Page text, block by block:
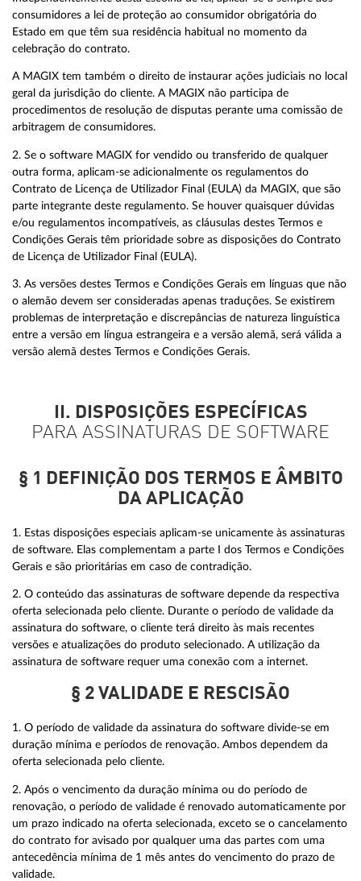
consumidores a lei de proteção ao consumidor obrigatória do
Estado em que têm sua residência habitual no momento da
celebração do contrato.
A MAGIX tem também o direito de instaurar ações judiciais no local
geral da jurisdição do cliente. A MAGIX não participa de
procedimentos de resolução de disputas perante uma comissão de
arbitragem de consumidores.
2. Se o software MAGIX for vendido ou transferido de qualquer
outra forma, aplicam-se adicionalmente os regulamentos do
Contrato de Licença de Utilizador Final (EULA) da MAGIX, que são
parte integrante deste regulamento. Se houver quaisquer dúvidas
e/ou regulamentos incompatíveis, as cláusulas destes Termos e
Condições Gerais têm prioridade sobre as disposições do Contrato
de Licença de Utilizador Final (EULA).
3. As versões destes Termos e Condições Gerais em línguas que não
o alemão devem ser consideradas apenas traduções. Se existirem
problemas de interpretação e discrepâncias de natureza linguística
entre a versão em língua estrangeira e a versão alemã, será válida a
versão alemã destes Termos e Condições Gerais.
II. DISPOSIÇÕES ESPECÍFICAS
PARA ASSINATURAS DE SOFTWARE
§ 1 DEFINIÇÃO DOS TERMOS E ÂMBITO
DA APLICAÇÃO
1. Estas disposições especiais aplicam-se unicamente às assinaturas
de software. Elas complementam a parte I dos Termos e Condições
Gerais e são prioritárias em caso de contradição.
2. O conteúdo das assinaturas de software depende da respectiva
oferta selecionada pelo cliente. Durante o período de validade da
assinatura do software, o cliente terá direito às mais recentes
versões e atualizações do produto selecionado. A utilização da
assinatura de software requer uma conexão com a internet.
§ 2 VALIDADE E RESCISÃO
1. O período de validade da assinatura do software divide-se em
duração mínima e períodos de renovação. Ambos dependem da
oferta selecionada pelo cliente.
2. Após o vencimento da duração mínima ou do período de
renovação, o período de validade é renovado automaticamente por
um prazo indicado na oferta selecionada, exceto se o cancelamento
do contrato for avisado por qualquer uma das partes com uma
antecedência mínima de 1 mês antes do vencimento do prazo de
validade.